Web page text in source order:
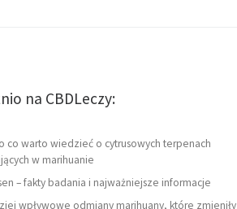
na CBDLeczy:
co warto wiedzieć o cytrusowych terpenach
w marihuanie
– fakty badania i najważniejsze informacje
wpływowe odmiany marihuany, które zmieniły